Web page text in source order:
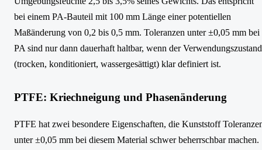
bei einem PA-Bauteil mit 100 mm Länge einer potentiellen
Maßänderung von 0,2 bis 0,5 mm. Toleranzen unter ±0,05 mm bei
PA sind nur dann dauerhaft haltbar, wenn der Verwendungszustand
(trocken, konditioniert, wassergesättigt) klar definiert ist.
PTFE: Kriechneigung und Phasenänderung
PTFE hat zwei besondere Eigenschaften, die Kunststoff
unter ±0,05 mm bei diesem Material schwer beherrschbar machen.